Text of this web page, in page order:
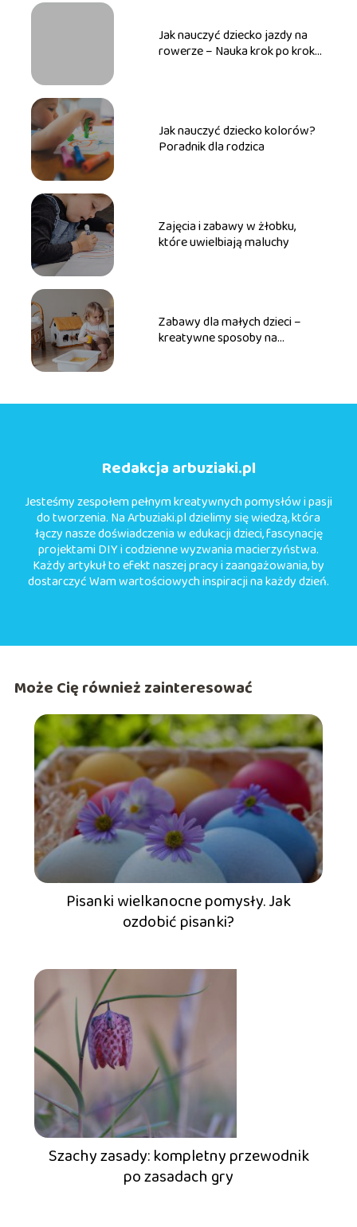
Jak nauczyć dziecko jazdy na
rowerze – Nauka krok po kroku
Jak nauczyć dziecko kolorów?
Poradnik dla rodzica
Zajęcia i zabawy w żłobku,
które uwielbiają maluchy
Zabawy dla małych dzieci –
kreatywne sposoby na
Redakcja arbuziaki.pl
Jesteśmy zespołem pełnym kreatywnych pomysłów i pasji
do tworzenia. Na Arbuziaki.pl dzielimy się wiedzą, która
łączy nasze doświadczenia w edukacji dzieci, fascynację
projektami DIY i codzienne wyzwania macierzyństwa.
Każdy artykuł to efekt naszej pracy i zaangażowania, by
dostarczyć Wam wartościowych inspiracji na każdy dzień.
Może Cię również zainteresować
Pisanki wielkanocne pomysły. Jak
ozdobić pisanki?
Szachy zasady: kompletny przewodnik
po zasadach gry